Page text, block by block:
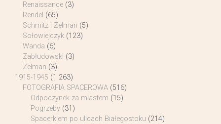
Renaissance (3)
Rendel (65)
Schmitz i Zelman (5)
Sołowiejczyk (123)
Wanda (6)
Zabłudowski (3)
Zelman (3)
1915-1945 (1 263)
FOTOGRAFIA SPACEROWA (516)
Odpoczynek za miastem (15)
Pogrzeby (31)
Spacerkiem po ulicach Białegostoku (214)